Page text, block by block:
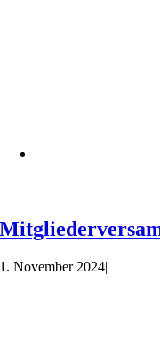
1. November 2024|